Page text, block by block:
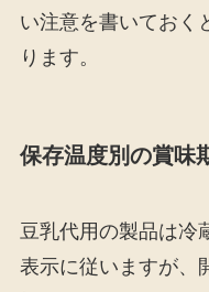
い注意を書いておく
ります。
保存温度別の賞味
豆乳代用の製品は冷
表示に従いますが、